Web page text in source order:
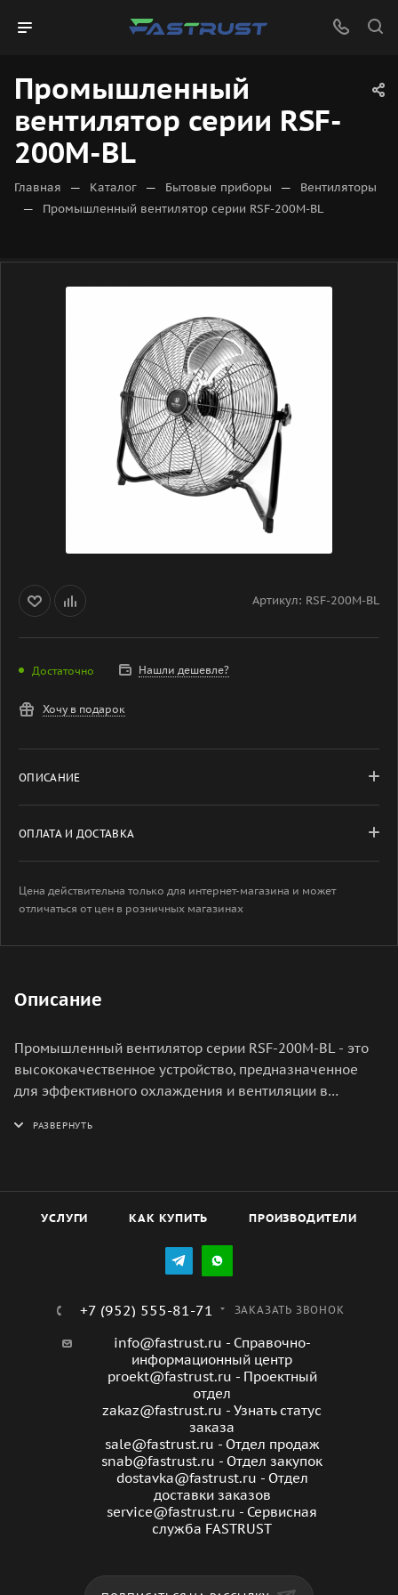
Промышленный
вентилятор серии RSF-
200M-BL
Главная — Каталог — Бытовые приборы — Вентиляторы
— Промышленный вентилятор серии RSF-200M-BL
Артикул: RSF-200M-BL
Достаточно Нашли дешевле?
Хочу в подарок
ОПИСАНИЕ
ОПЛАТА И ДОСТАВКА
Цена действительна только для интернет-магазина и может
отличаться от цен в розничных магазинах
Описание
Промышленный вентилятор серии RSF-200M-BL - это
высококачественное устройство, предназначенное
для эффективного охлаждения и вентиляции в
производительностью и надежностью, что делает его
мощным двигателем, который обеспечивает высокую
скорость вращения лопастей, что позволяет быстро и
он имеет прочную конструкцию, которая обеспечивает
серии RSF-200M-BL также отличается низким уровнем
помещениях с высокими требованиями к тишине. Это
особенно важно для производственных цехов, где
шум может мешать работе персонала.
УСЛУГИ КАК КУПИТЬ ПРОИЗВОДИТЕЛИ
+7 (952) 555-81-71 ЗАКАЗАТЬ ЗВОНОК
info@fastrust.ru - Справочно-
информационный центр
proekt@fastrust.ru - Проектный
отдел
zakaz@fastrust.ru - Узнать статус
заказа
sale@fastrust.ru - Отдел продаж
snab@fastrust.ru - Отдел закупок
dostavka@fastrust.ru - Отдел
доставки заказов
service@fastrust.ru - Сервисная
служба FASTRUST